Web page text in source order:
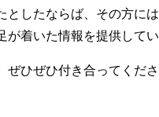
としたならば、その方に
が着いた情報を提供して
ぜひぜひ付き合ってくださ